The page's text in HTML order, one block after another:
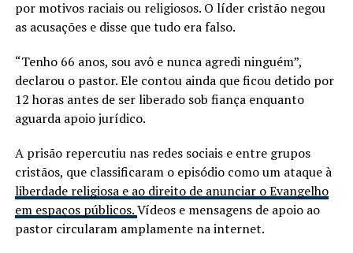
por motivos raciais ou religiosos. O líder cristão negou
as acusações e disse que tudo era falso.
“Tenho 66 anos, sou avô e nunca agredi ninguém”,
declarou o pastor. Ele contou ainda que ficou detido por
12 horas antes de ser liberado sob fiança enquanto
aguarda apoio jurídico.
A prisão repercutiu nas redes sociais e entre grupos
cristãos, que classificaram o episódio como um ataque à
liberdade religiosa e ao direito de anunciar o Evangelho
em espaços públicos.Vídeos e mensagens de apoio ao
pastor circularam amplamente na internet.